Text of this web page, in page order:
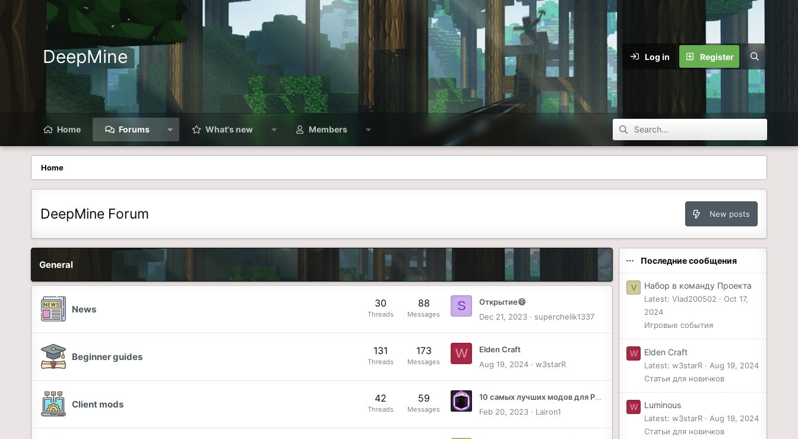
DeepMine Log in Register
Home Forums What's new Members
Home
DeepMine Forum New posts
General
News Threads
30
Messages
88 S
Открытие😄
Dec 21, 2023
superchelik1337
Beginner guides Threads
131
Messages
173 W
Elden Craft
Aug 19, 2024
w3starR
Client mods Threads
42
Messages
59
10 самых лучших модов для PVP на сервере в Minecraft
Feb 20, 2023
Lairon1
Последние сообщения
V Набор в команду Проекта
Latest: Vlad200502
Oct 17,
2024
Игровые события
W Elden Craft
Latest: w3starR
Aug 19, 2024
Статьи для новичков
W Luminous
Latest: w3starR
Aug 19, 2024
Статьи для новичков